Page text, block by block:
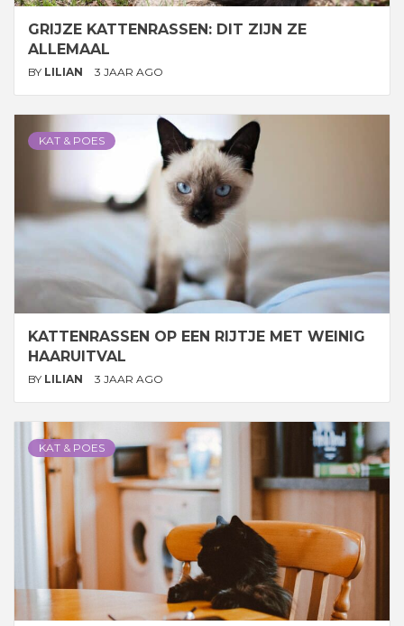
GRIJZE KATTENRASSEN: DIT ZIJN ZE
ALLEMAAL
BY LILIAN 3 JAAR AGO
KAT & POES
KATTENRASSEN OP EEN RIJTJE MET WEINIG
HAARUITVAL
BY LILIAN 3 JAAR AGO
KAT & POES